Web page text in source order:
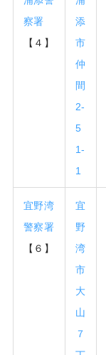
察署
【４】
添
市
仲
間
2-
5
1-
1
宜野湾
警察署
【６】
宜
野
湾
市
大
山
７